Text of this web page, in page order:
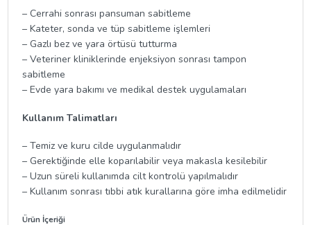
– Cerrahi sonrası pansuman sabitleme
– Kateter, sonda ve tüp sabitleme işlemleri
– Gazlı bez ve yara örtüsü tutturma
– Veteriner kliniklerinde enjeksiyon sonrası tampon
sabitleme
– Evde yara bakımı ve medikal destek uygulamaları
Kullanım Talimatları
– Temiz ve kuru cilde uygulanmalıdır
– Gerektiğinde elle koparılabilir veya makasla kesilebilir
– Uzun süreli kullanımda cilt kontrolü yapılmalıdır
– Kullanım sonrası tıbbi atık kurallarına göre imha edilmelidir
Ürün İçeriği